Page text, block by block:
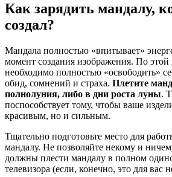
Как зарядить мандалу,
создал?
Мандала полностью «впитывает»
момент создания изображения. По
необходимо полностью «освободить»
обид, сомнений и страха. Плетите
полнолуния, либо в дни роста луны.
поспособствует тому, чтобы ваше
красивым, но и сильным.
Тщательно подготовьте место для
мандалу. Не позволяйте некому и
должны плести мандалу в полном
телевизора (если, конечно, это для вас